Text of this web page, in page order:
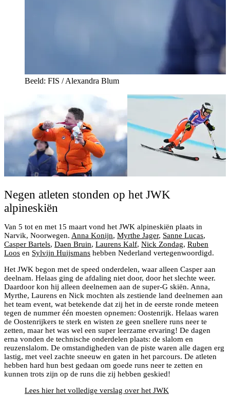
Beeld: FIS / Alexandra Blum
Negen atleten stonden op het JWK
alpineskiën
Van 5 tot en met 15 maart vond het JWK alpineskiën plaats in
Narvik, Noorwegen. Anna Konijn, Myrthe Jager, Sanne Lucas,
Casper Bartels, Daen Bruin, Laurens Kalf, Nick Zondag, Ruben
Loos en Sylvijn Huijsmans hebben Nederland vertegenwoordigd.
Het JWK begon met de speed onderdelen, waar alleen Casper aan
deelnam. Helaas ging de afdaling niet door, door het slechte weer.
Daardoor kon hij alleen deelnemen aan de super-G skiën. Anna,
Myrthe, Laurens en Nick mochten als zestiende land deelnemen aan
het team event, wat betekende dat zij het in de eerste ronde meteen
tegen de nummer één moesten opnemen: Oostenrijk. Helaas waren
de Oostenrijkers te sterk en wisten ze geen snellere runs neer te
zetten, maar het was wel een super leerzame ervaring! De dagen
erna vonden de technische onderdelen plaats: de slalom en
reuzenslalom. De omstandigheden van de piste waren alle dagen erg
lastig, met veel zachte sneeuw en gaten in het parcours. De atleten
hebben hard hun best gedaan om goede runs neer te zetten en
kunnen trots zijn op de runs die zij hebben geskied!
Lees hier het volledige verslag over het JWK